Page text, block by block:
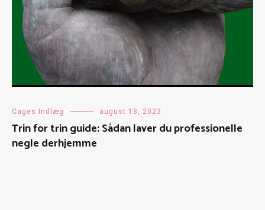
Cages Indlæg august 18, 2023
Trin for trin guide: Sådan laver du professionelle
negle derhjemme